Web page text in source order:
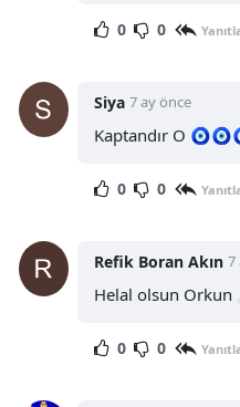
0 0
Siya 7 ay önce
Kaptandır O
0 0
Refik Boran Akın 7
Helal olsun
0 0